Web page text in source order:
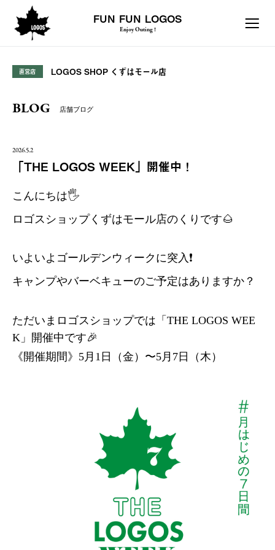
FUN FUN LOGOS
Enjoy Outing !
直営店 LOGOS SHOP くずはモール店
BLOG 店舗ブログ
2026.5.2
「THE LOGOS WEEK」開催中！
こんにちは🖐️
ロゴスショップくずはモール店のくりです🌰
いよいよゴールデンウィークに突入❗️
キャンプやバーベキューのご予定はありますか？
ただいまロゴスショップでは「THE LOGOS WEE
K」開催中です🎉
《開催期間》5月1日（金）〜5月7日（木）